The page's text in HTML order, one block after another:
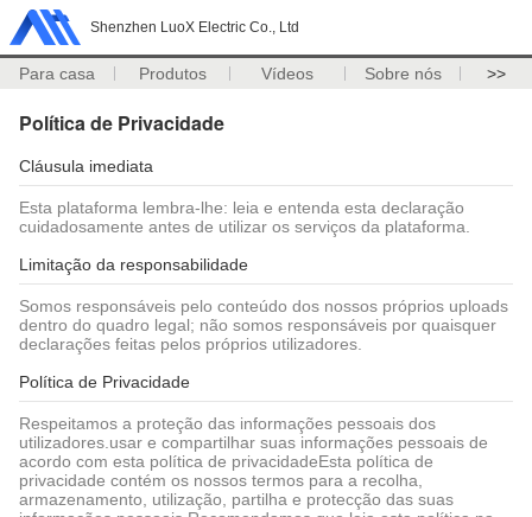
Shenzhen LuoX Electric Co., Ltd
Para casa Produtos Vídeos Sobre nós >>
Política de Privacidade
Cláusula imediata
Esta plataforma lembra-lhe: leia e entenda esta declaração
cuidadosamente antes de utilizar os serviços da plataforma.
Limitação da responsabilidade
Somos responsáveis pelo conteúdo dos nossos próprios uploads
dentro do quadro legal; não somos responsáveis por quaisquer
declarações feitas pelos próprios utilizadores.
Política de Privacidade
Respeitamos a proteção das informações pessoais dos
utilizadores.usar e compartilhar suas informações pessoais de
acordo com esta política de privacidadeEsta política de
privacidade contém os nossos termos para a recolha,
armazenamento, utilização, partilha e protecção das suas